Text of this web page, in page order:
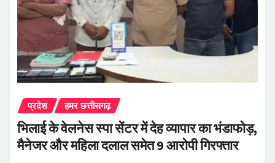
प्रदेश हमर छत्तीसगढ़
भिलाई के वेलनेस स्पा सेंटर में देह व्यापार का भंडाफोड़,
मैनेजर और महिला दलाल समेत 9 आरोपी गिरफ्तार